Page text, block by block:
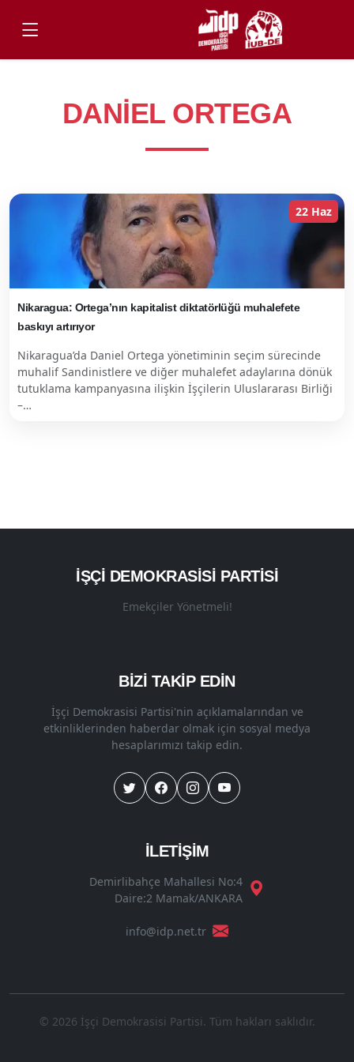
DANIEL ORTEGA
22 Haz
Nikaragua: Ortega’nın kapitalist diktatörlüğü muhalefete
baskıyı artırıyor
Nikaragua’da Daniel Ortega yönetiminin seçim sürecinde
muhalif Sandinistlere ve diğer muhalefet adaylarına dönük
tutuklama kampanyasına ilişkin İşçilerin Uluslararası Birliği
–…
İŞÇI DEMOKRASISI PARTISI
Emekçiler Yönetmeli!
BİZİ TAKİP EDİN
İşçi Demokrasisi Partisi'nin açıklamalarından ve
etkinliklerinden haberdar olmak için sosyal medya
hesaplarımızı takip edin.
İLETİŞİM
Demirlibahçe Mahallesi No:4
Daire:2 Mamak/ANKARA
info@idp.net.tr
© 2026 İşçi Demokrasisi Partisi. Tüm hakları saklıdır.